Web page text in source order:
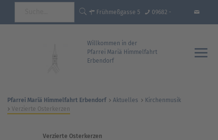
Frühmeßgasse 5 09682 -
Willkommen in der
Pfarrei Mariä Himmelfahrt
Erbendorf
Pfarrei Mariä Himmelfahrt Erbendorf Aktuelles
Kirchenmusik
Verzierte Osterkerzen
Verzierte Osterkerzen